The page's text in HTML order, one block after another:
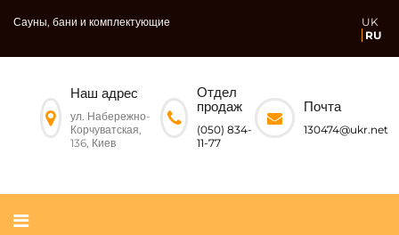
Сауны, бани и комплектующие
UK
RU
Наш адрес
ул. Набережно-
Корчуватская,
136, Киев
Отдел
продаж
(050) 834-
11-77
Почта
130474@ukr.net